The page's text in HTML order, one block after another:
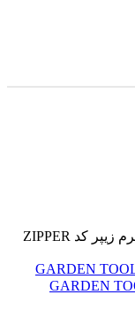
چسب دوقلو هزار کاره مات 16 گرم زیپر کد ZIPPER